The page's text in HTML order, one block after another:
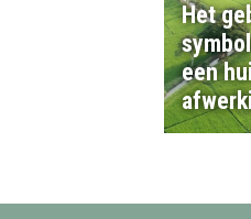
Het
een